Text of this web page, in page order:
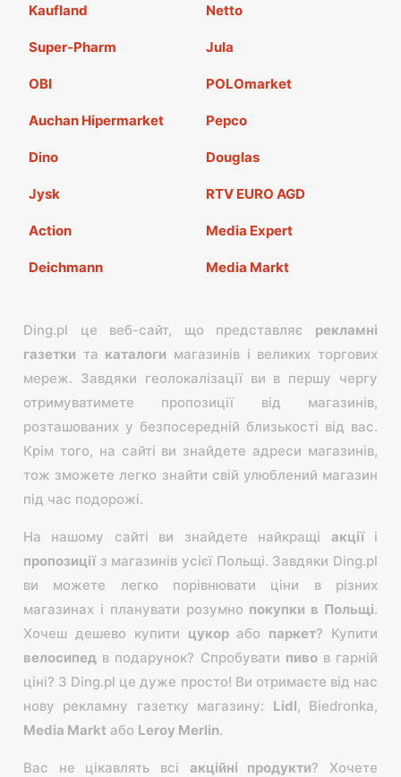
Kaufland Netto
Super-Pharm Jula
OBI POLOmarket
Auchan Hipermarket Pepco
Dino Douglas
Jysk RTV EURO AGD
Action Media Expert
Deichmann Media Markt
Ding.pl це веб-сайт, що представляє рекламні
газетки та каталоги магазинів і великих торгових
мереж. Завдяки геолокалізації ви в першу чергу
отримуватимете пропозиції від магазинів,
розташованих у безпосередній близькості від вас.
Крім того, на сайті ви знайдете адреси магазинів,
тож зможете легко знайти свій улюблений магазин
під час подорожі.
На нашому сайті ви знайдете найкращі акціїі
пропозиціїз магазинів усієї Польщі. Завдяки Ding.pl
ви можете легко порівнювати ціни в різних
магазинах і планувати розумно покупки в Польщі.
Хочеш дешево купити цукорабо паркет? Купити
велосипед в подарунок? Спробувати пивов гарній
ціні? З Ding.pl це дуже просто! Ви отримаєте від нас
нову рекламну газетку магазину: Lіdl, Bіedronka,
Medіa Markt або Leroy Merlіn.
Вас не цікавлять всі акційні продукти? Хочете